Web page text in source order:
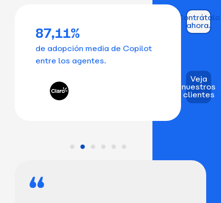
87,11%
de adopción media de Copilot
entre los agentes.
Contrátalo
ahora.
Veja
nuestros
clientes